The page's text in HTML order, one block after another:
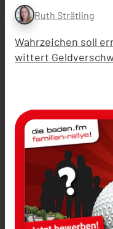
Ruth Strätling
Wahrzeichen soll
wittert